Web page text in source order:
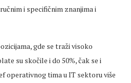
i specifičnim znanjima i
gde se traži visoko
su skočile i do 50%, čak se i
operativnog tima u IT sektoru više